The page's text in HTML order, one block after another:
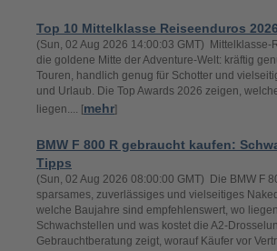
Top 10 Mittelklasse Reiseenduros 2026
(Sun, 02 Aug 2026 14:00:03 GMT) Mittelklasse-
die goldene Mitte der Adventure-Welt: kräftig
Touren, handlich genug für Schotter und
und Urlaub. Die Top Awards 2026 zeigen,
liegen.... [mehr]
BMW F 800 R gebraucht kaufen:
Tipps
(Sun, 02 Aug 2026 08:00:00 GMT) Die BMW F
sparsames, zuverlässiges und vielseitiges
welche Baujahre sind empfehlenswert, wo
Schwachstellen und was kostet die A2-
Gebrauchtberatung zeigt, worauf Käufer vor